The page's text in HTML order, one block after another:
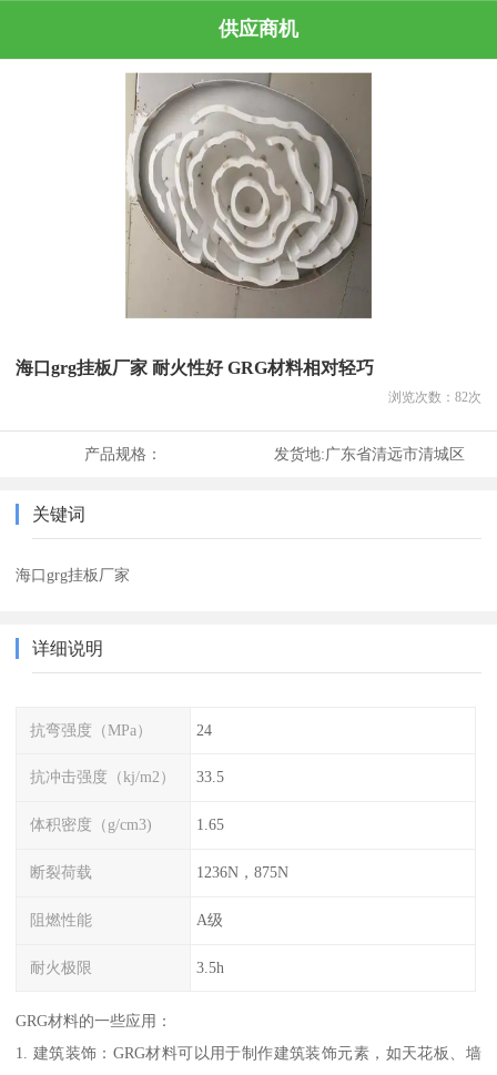
供应商机
海口grg挂板厂家 耐火性好 GRG材料相对轻巧
浏览次数： 82次
产品规格： 发货地:广东省清远市清城区
关键词
海口grg挂板厂家
详细说明
抗弯强度（MPa） 24
抗冲击强度（kj/m2） 33.5
体积密度（g/cm3) 1.65
断裂荷载 1236N，875N
阻燃性能 A级
耐火极限 3.5h
GRG材料的一些应用：
1. 建筑装饰：GRG材料可以用于制作建筑装饰元素，如天花板、墙